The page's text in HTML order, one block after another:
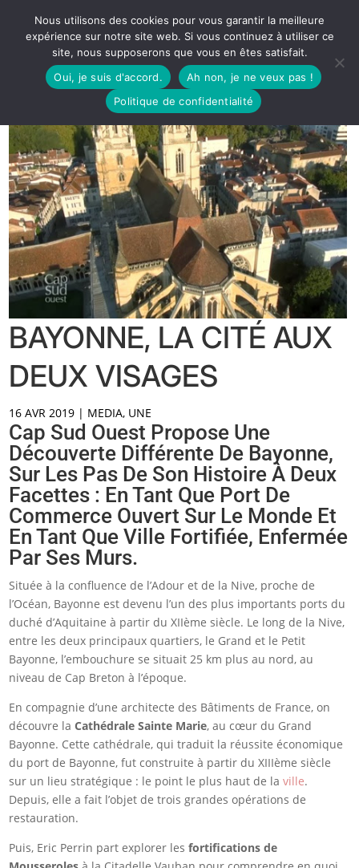
BAYONNE, LA CITÉ AUX
DEUX VISAGES
16 AVR 2019 | MEDIA, UNE
Cap Sud Ouest Propose Une
Découverte Différente De Bayonne,
Sur Les Pas De Son Histoire À Deux
Facettes : En Tant Que Port De
Commerce Ouvert Sur Le Monde Et
En Tant Que Ville Fortifiée, Enfermée
Par Ses Murs.
Située à la confluence de l’Adour et de la Nive, proche de
l’Océan, Bayonne est devenu l’un des plus importants ports du
duché d’Aquitaine à partir du XIIème siècle. Le long de la Nive,
entre les deux principaux quartiers, le Grand et le Petit
Bayonne, l’embouchure se situait 25 km plus au nord, au
niveau de Cap Breton à l’époque.
En compagnie d’une architecte des Bâtiments de France, on
découvre laCathédrale Sainte Marie, au cœur du Grand
Bayonne. Cette cathédrale, qui traduit la réussite économique
du port de Bayonne, fut construite à partir du XIIIème siècle
sur un lieu stratégique : le point le plus haut de laville.
Depuis, elle a fait l’objet de trois grandes opérations de
restauration.
Puis, Eric Perrin part explorer lesfortifications de
Nous utilisons des cookies pour vous garantir la meilleure
expérience sur notre site web. Si vous continuez à utiliser ce
site, nous supposerons que vous en êtes satisfait.
Oui, je suis d'accord.
Ah non, je ne veux pas !
Politique de confidentialité